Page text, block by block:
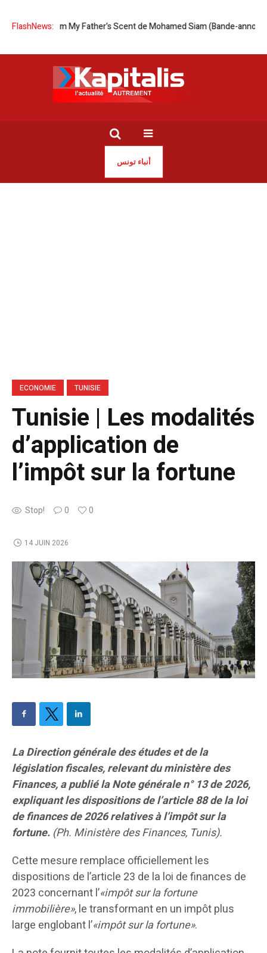
FlashNews:
du film My Father’s Scent de Mohamed Siam (Bande-annonce)
أنباء تونس
ECONOMIE TUNISIE
Tunisie | Les modalités
d’application de
l’impôt sur la fortune
Stop! 0 0
14 JUIN 2026
La Direction générale des études et de la
législation fiscales, relevant du ministère des
Finances, a publié la Note générale n° 13 de 2026,
expliquant les dispositions de l’article 88 de la loi
de finances de 2026 relatives à l’impôt sur la
fortune. (Ph. Ministère des Finances, Tunis).
Cette mesure remplace officiellement les
dispositions de l’article 23 de la loi de finances de
2023 concernant l’«impôt sur la fortune
immobilière», le transformant en un impôt plus
large englobant l’«impôt sur la fortune».